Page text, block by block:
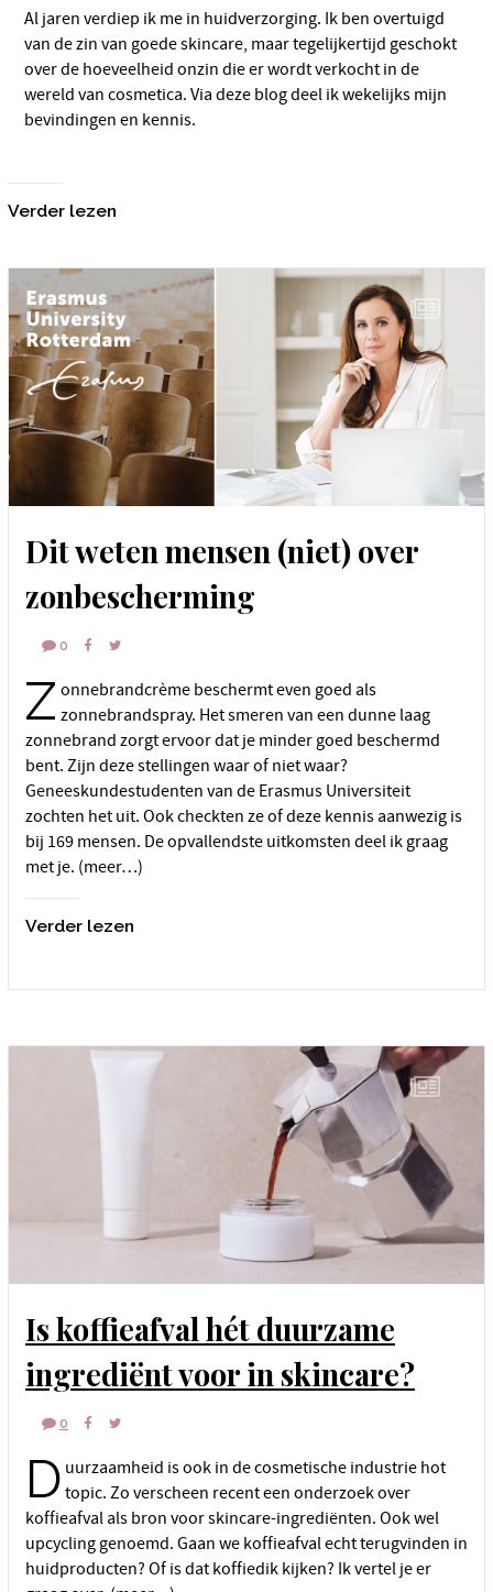
Al jaren verdiep ik me in huidverzorging. Ik ben overtuigd
van de zin van goede skincare, maar tegelijkertijd geschokt
over de hoeveelheid onzin die er wordt verkocht in de
wereld van cosmetica. Via deze blog deel ik wekelijks mijn
bevindingen en kennis.
Verder lezen
Dit weten mensen (niet) over
zonbescherming
0
Z onnebrandcrème beschermt even goed als
zonnebrandspray. Het smeren van een dunne laag
zonnebrand zorgt ervoor dat je minder goed beschermd
bent. Zijn deze stellingen waar of niet waar?
Geneeskundestudenten van de Erasmus Universiteit
zochten het uit. Ook checkten ze of deze kennis aanwezig is
bij 169 mensen. De opvallendste uitkomsten deel ik graag
met je. (meer…)
Verder lezen
Is koffieafval hét duurzame
ingrediënt voor in skincare?
0
D uurzaamheid is ook in de cosmetische industrie hot
topic. Zo verscheen recent een onderzoek over
koffieafval als bron voor skincare-ingrediënten. Ook wel
upcycling genoemd. Gaan we koffieafval echt terugvinden in
huidproducten? Of is dat koffiedik kijken? Ik vertel je er